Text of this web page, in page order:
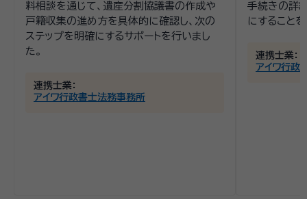
料相談を通じて、遺産分割協議書の作成や
戸籍収集の進め方を具体的に確認し、次の
ステップを明確にするサポートを行いまし
た。
連携士業：
アイワ行政書士法務事務所
手続きの詳
にすること
連携士業：
アイワ行政